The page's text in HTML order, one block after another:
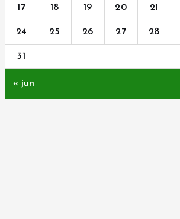
17 18 19 20 21
24 25 26 27 28
31
« jun